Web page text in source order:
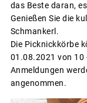
das Beste daran,
Genießen Sie die
Schmankerl.
Die Picknickkörbe
01.08.2021 von 10
Anmeldungen
angenommen.